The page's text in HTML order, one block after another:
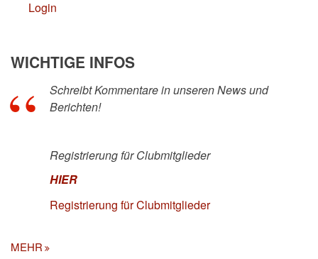
Login
WICHTIGE INFOS
Schreibt Kommentare in unseren News und
Berichten!
Registrierung für Clubmitglieder
HIER
Registrierung für Clubmitglieder
MEHR